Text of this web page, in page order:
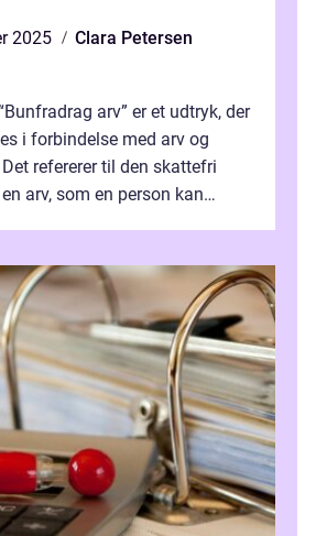
2025
Clara Petersen
arv” er et udtryk, der
i forbindelse med arv og
refererer til den skattefri
arv, som en person kan